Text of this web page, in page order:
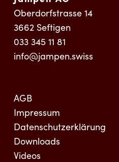
Oberdorfstrasse 14
3662 Seftigen
033 345 11 81
info@jampen.swiss
AGB
Impressum
Datenschutzerklärung
Downloads
Videos